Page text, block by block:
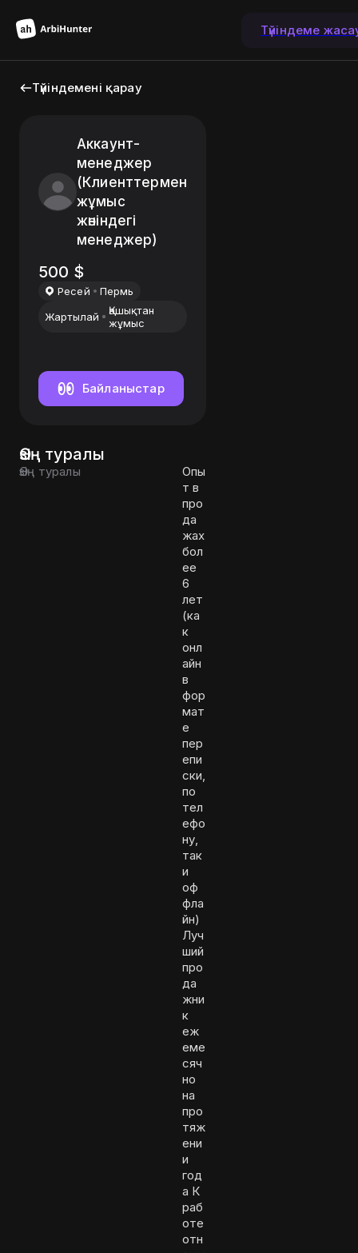
Түйіндеме
Түйіндемені қарау
Аккаунт-
менеджер
(Клиенттермен
жұмыс
жөніндегі
менеджер)
500 $
Ресей
Пермь
Жартылай
Қашықтан
жұмыс
Байланыстар
Өзің туралы
Өзің туралы
Опы
т в
про
да
жах
бол
ее
6
лет
(ка
к
онл
айн
в
фор
мат
е
пер
епи
ски,
по
тел
ефо
ну,
так
и
оф
фла
йн)
Луч
ший
про
да
жни
к
еж
еме
сяч
но
на
про
тяж
ени
и
год
а К
раб
оте
отн